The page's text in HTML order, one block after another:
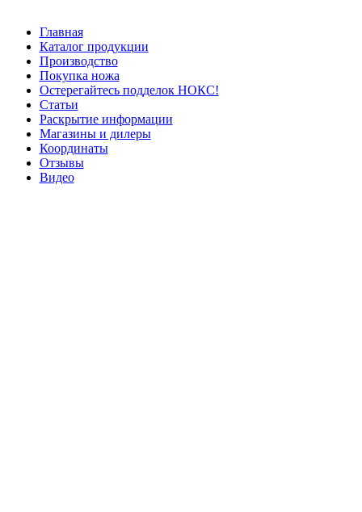
Главная
Каталог продукции
Производство
Покупка ножа
Остерегайтесь подделок НОКС!
Статьи
Раскрытие информации
Магазины и дилеры
Координаты
Отзывы
Видео